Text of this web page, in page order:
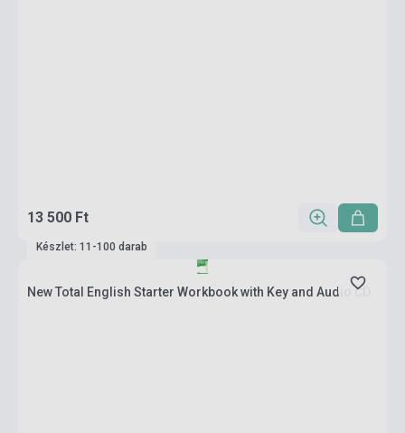
13 500 Ft
Készlet: 11-100 darab
New Total English Starter Workbook with Key and Audio CD